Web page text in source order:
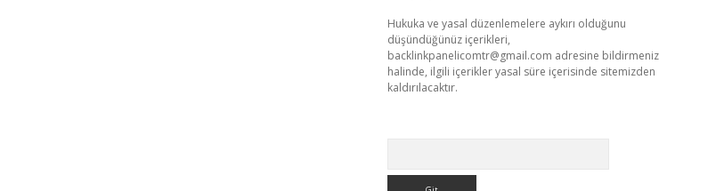
Hukuka ve yasal düzenlemelere aykırı olduğunu
düşündüğünüz içerikleri,
backlinkpanelicomtr@gmail.com adresine bildirmeniz
halinde, ilgili içerikler yasal süre içerisinde sitemizden
kaldırılacaktır.